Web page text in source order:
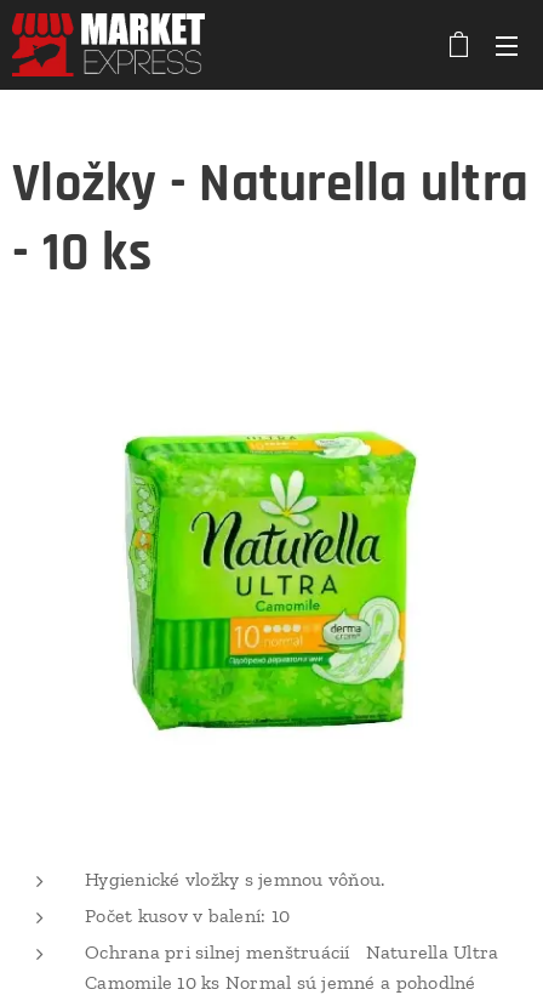
Vložky - Naturella ultra
- 10 ks
Hygienické vložky s jemnou vôňou.
Počet kusov v balení: 10
Ochrana pri silnej menštruácií Naturella Ultra
Camomile 10 ks Normal sú jemné a pohodlné